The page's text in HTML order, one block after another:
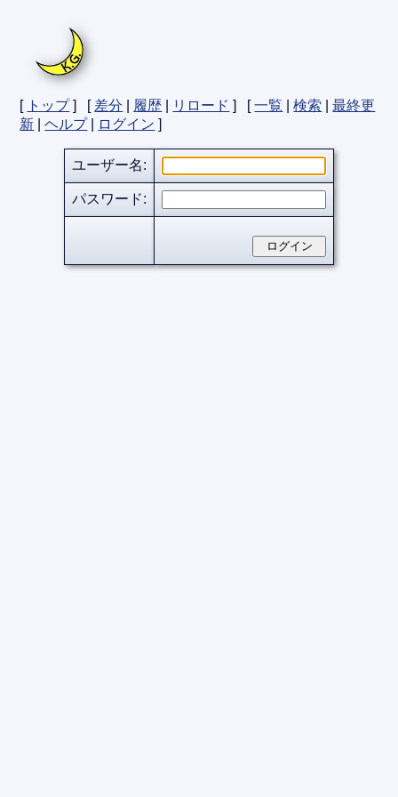
[ トップ] [ 差分 履歴 リロード ] [一覧 |検索 |最終更
新 |ヘルプ| ログイン ]
ユーザー名:
パスワード: